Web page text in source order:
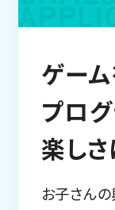
ゲー
プロ
楽しさ
お子さんの